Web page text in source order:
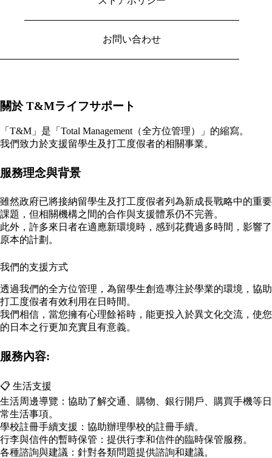
お問い合わせ
關於 T&Mライフサポート
「T&M」是「Total Management（全方位管理）」的縮寫。
我們致力於支援留學生及打工度假者的相關事業。
服務理念與背景
雖然政府已將接納留學生及打工度假者列為新成長戰略中的重要
課題，但相關機構之間的合作與支援體系仍不完善。
​此外，許多來日者在適應新環境時，感到花費過多時間，影響了
原本的計劃。
我們的支援方式
透過我們的全方位管理，為留學生創造專注於學業的環境，協助
打工度假者有效利用在日時間。
我們相信，當您擁有心理餘裕時，能更投入於異文化交流，使您
的日本之行更加充實且有意義。
服務內容:
📋 生活支援
生活周邊導覽：​協助了解交通、購物、銀行開戶、購買手機等日
常生活事項。​
學校註冊手續支援：​協助辦理學校的註冊手續。​
行李與信件的暫時保管：​提供行李和信件的臨時保管服務。​
各種諮詢與建議：​針對各類問題提供諮詢和建議。​